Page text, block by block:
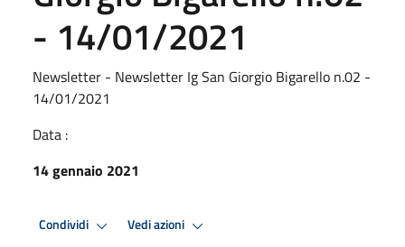
- 14/01/2021
Newsletter - Newsletter Ig San Giorgio Bigarello n.02 -
14/01/2021
Data :
14 gennaio 2021
Condividi Vedi azioni